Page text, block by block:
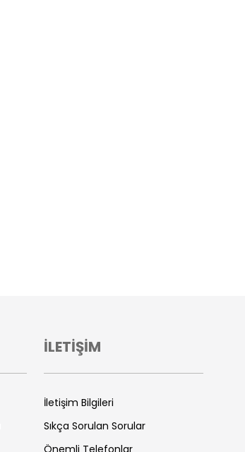
İLETİŞİM
İletişim Bilgileri
Sıkça Sorulan Sorular
Önemli Telefonlar